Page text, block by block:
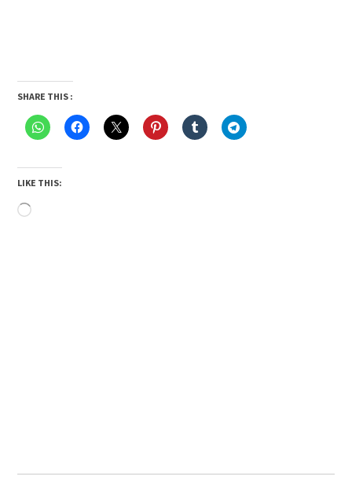
SHARE THIS :
LIKE THIS: